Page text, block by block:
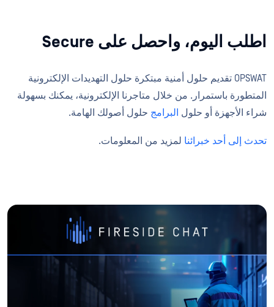
اطلب اليوم، واحصل على Secure
OPSWAT تقديم حلول أمنية مبتكرة حلول التهديدات الإلكترونية
المتطورة باستمرار. من خلال متاجرنا الإلكترونية، يمكنك بسهولة
شراء الأجهزة أو حلول البرامج حلول أصولك الهامة.
تحدث إلى أحد خبرائنا لمزيد من المعلومات.